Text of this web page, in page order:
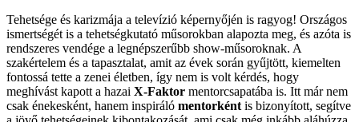
Tehetsége és karizmája a televízió képernyőjén is ragyog! Országos
ismertségét is a tehetségkutató műsorokban alapozta meg, és azóta is
rendszeres vendége a legnépszerűbb show-műsoroknak. A
szakértelem és a tapasztalat, amit az évek során gyűjtött, kiemelten
fontossá tette a zenei életben, így nem is volt kérdés, hogy
meghívást kapott a hazai X-Faktor mentorcsapatába is. Itt már nem
csak énekesként, hanem inspiráló mentorként is bizonyított, segítve